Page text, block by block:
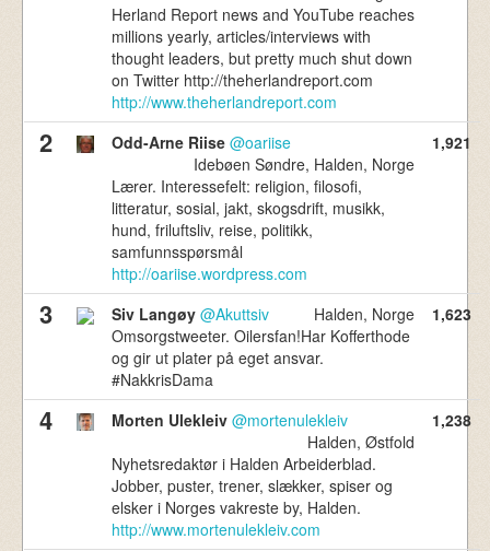
Norske Tvitrere
Herland Report news and YouTube reaches
millions yearly, articles/interviews with
thought leaders, but pretty much shut down
on Twitter http://theherlandreport.com
http://www.theherlandreport.com
2 Odd-Arne Riise @oariise
Idebøen Søndre, Halden, Norge
Lærer. Interessefelt: religion, filosofi,
litteratur, sosial, jakt, skogsdrift, musikk,
hund, friluftsliv, reise, politikk,
samfunnsspørsmål
http://oariise.wordpress.com
1,921
3 Siv Langøy @Akuttsiv
Halden, Norge
Omsorgstweeter. Oilersfan!Har Kofferthode
og gir ut plater på eget ansvar.
#NakkrisDama
1,623
4 Morten Ulekleiv @mortenulekleiv
Halden, Østfold
Nyhetsredaktør i Halden Arbeiderblad.
Jobber, puster, trener, slækker, spiser og
elsker i Norges vakreste by, Halden.
http://www.mortenulekleiv.com
1,238